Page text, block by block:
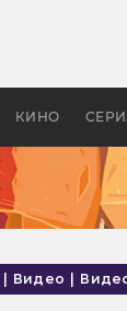
КИНО
Видео